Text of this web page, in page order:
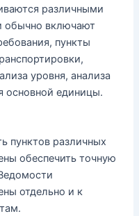
различными
обычно включают
, пункты
,
уровня,анализа
основной единицы.
пунктов различных
обеспечить точную
отдельно и к
.